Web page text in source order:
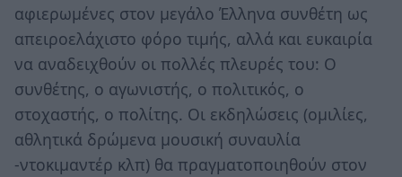
αφιερωμένες στον μεγάλο Έλληνα συνθέτη ως
απειροελάχιστο φόρο τιμής, αλλά και ευκαιρία
να αναδειχθούν οι πολλές πλευρές του: Ο
συνθέτης, ο αγωνιστής, ο πολιτικός, ο
στοχαστής, ο πολίτης. Οι εκδηλώσεις (ομιλίες,
αθλητικά δρώμενα μουσική συναυλία
-ντοκιμαντέρ κλπ) θα πραγματοποιηθούν στον